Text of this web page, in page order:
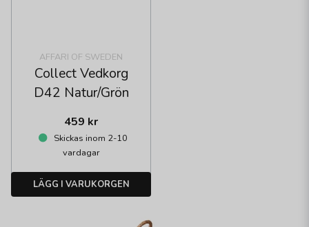
AFFARI OF SWEDEN
Collect Vedkorg
D42 Natur/Grön
459 kr
Skickas inom 2-10
vardagar
LÄGG I VARUKORGEN